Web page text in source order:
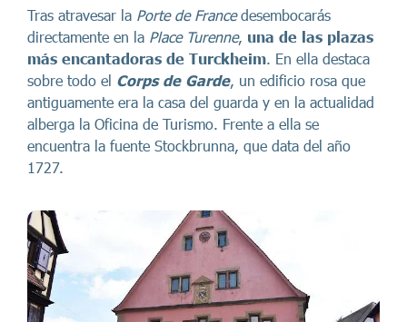
Tras atravesar la Porte de Francedesembocarás
directamente en la Place Turenne, una de las plazas
más encantadoras de Turckheim. En ella destaca
sobre todo el Corps de Garde, un edificio rosa que
antiguamente era la casa del guarda y en la actualidad
alberga la Oficina de Turismo. Frente a ella se
encuentra la fuente Stockbrunna, que data del año
1727.